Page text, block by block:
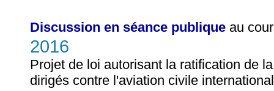
Discussion en séance publique au
2016
Projet de loi autorisant la ratification de
dirigés contre l'aviation civile